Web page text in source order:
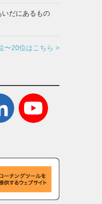
だにあるもの
〜20位はこちら >